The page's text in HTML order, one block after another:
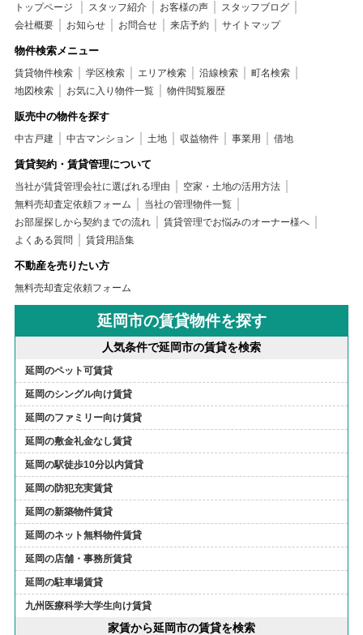
トップページ スタッフ紹介 お客様の声
スタッフブログ
会社概要
お知らせ お問合せ 来店予約 サイトマップ
物件検索メニュー
賃貸物件検索 学区検索 エリア検索 沿線検索
町名検索
地図検索
お気に入り物件一覧 物件閲覧履歴
販売中の物件を探す
中古戸建 中古マンション 土地 収益物件 事業用 借地
賃貸契約・賃貸管理について
当社が賃貸管理会社に選ばれる理由
空家・土地の活用方法
無料売却査定依頼フォーム
当社の管理物件一覧
お部屋探しから契約までの流れ
賃貸管理でお悩みのオーナー様へ
よくある質問
賃貸用語集
不動産を売りたい方
無料売却査定依頼フォーム
延岡市の賃貸物件を探す
人気条件で延岡市の賃貸を検索
延岡のペット可賃貸
延岡のシングル向け賃貸
延岡のファミリー向け賃貸
延岡の敷金礼金なし賃貸
延岡の駅徒歩10分以内賃貸
延岡の防犯充実賃貸
延岡の新築物件賃貸
延岡のネット無料物件賃貸
延岡の店舗・事務所賃貸
延岡の駐車場賃貸
九州医療科学大学生向け賃貸
家賃から延岡市の賃貸を検索